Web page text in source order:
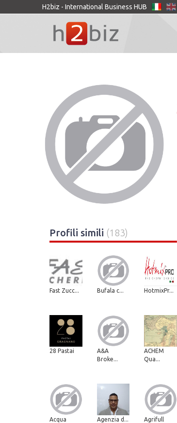
H2biz - International Business HUB
Profili simili (183)
Fast Zucc... Bufala c... HotmixPr...
28 Pastai
A&A
Broke...
ACHEM
Qua...
Acqua
Agenzia d... Agrifull